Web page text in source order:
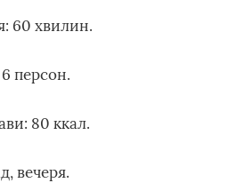
60 хвилин.
6 персон.
80 ккал.
вечеря.